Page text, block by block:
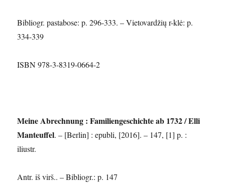
Bibliogr. pastabose: p. 296-333. – Vietovardžių r-klė: p.
334-339
ISBN 978-3-8319-0664-2
Meine Abrechnung : Familiengeschichte ab 1732 / Elli
Manteuffel. – [Berlin] : epubli, [2016]. – 147, [1] p. :
iliustr.
Antr. iš virš.. – Bibliogr.: p. 147